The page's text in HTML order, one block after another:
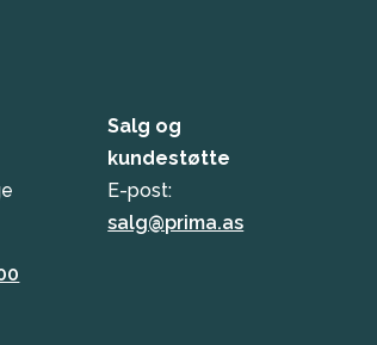
Salg og
kundestøtte
E-post:
salg@prima.as